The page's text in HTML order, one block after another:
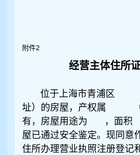
附件2
经营主体住所
位于上海市青
址）的房屋，产权属 （
有，房屋用途为 ，面积
屋已通过安全鉴定。现同意
住所办理营业执照注册登记